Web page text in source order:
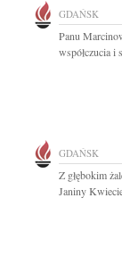
GDAŃSK
Panu
współczucia i
GDAŃSK
Z głębokim
Janiny